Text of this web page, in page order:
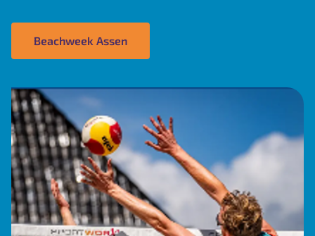
Beachweek Assen